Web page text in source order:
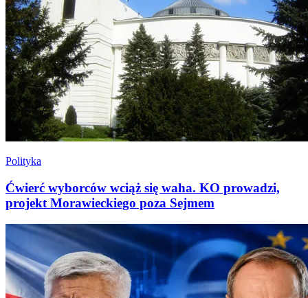
Polityka
Ćwierć wyborców wciąż się waha. KO prowadzi,
projekt Morawieckiego poza Sejmem